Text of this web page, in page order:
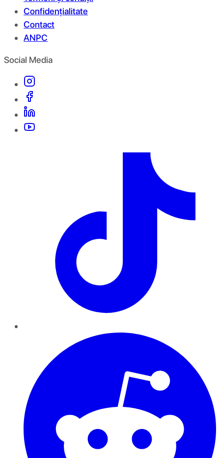
Confidențialitate
Contact
ANPC
Social Media